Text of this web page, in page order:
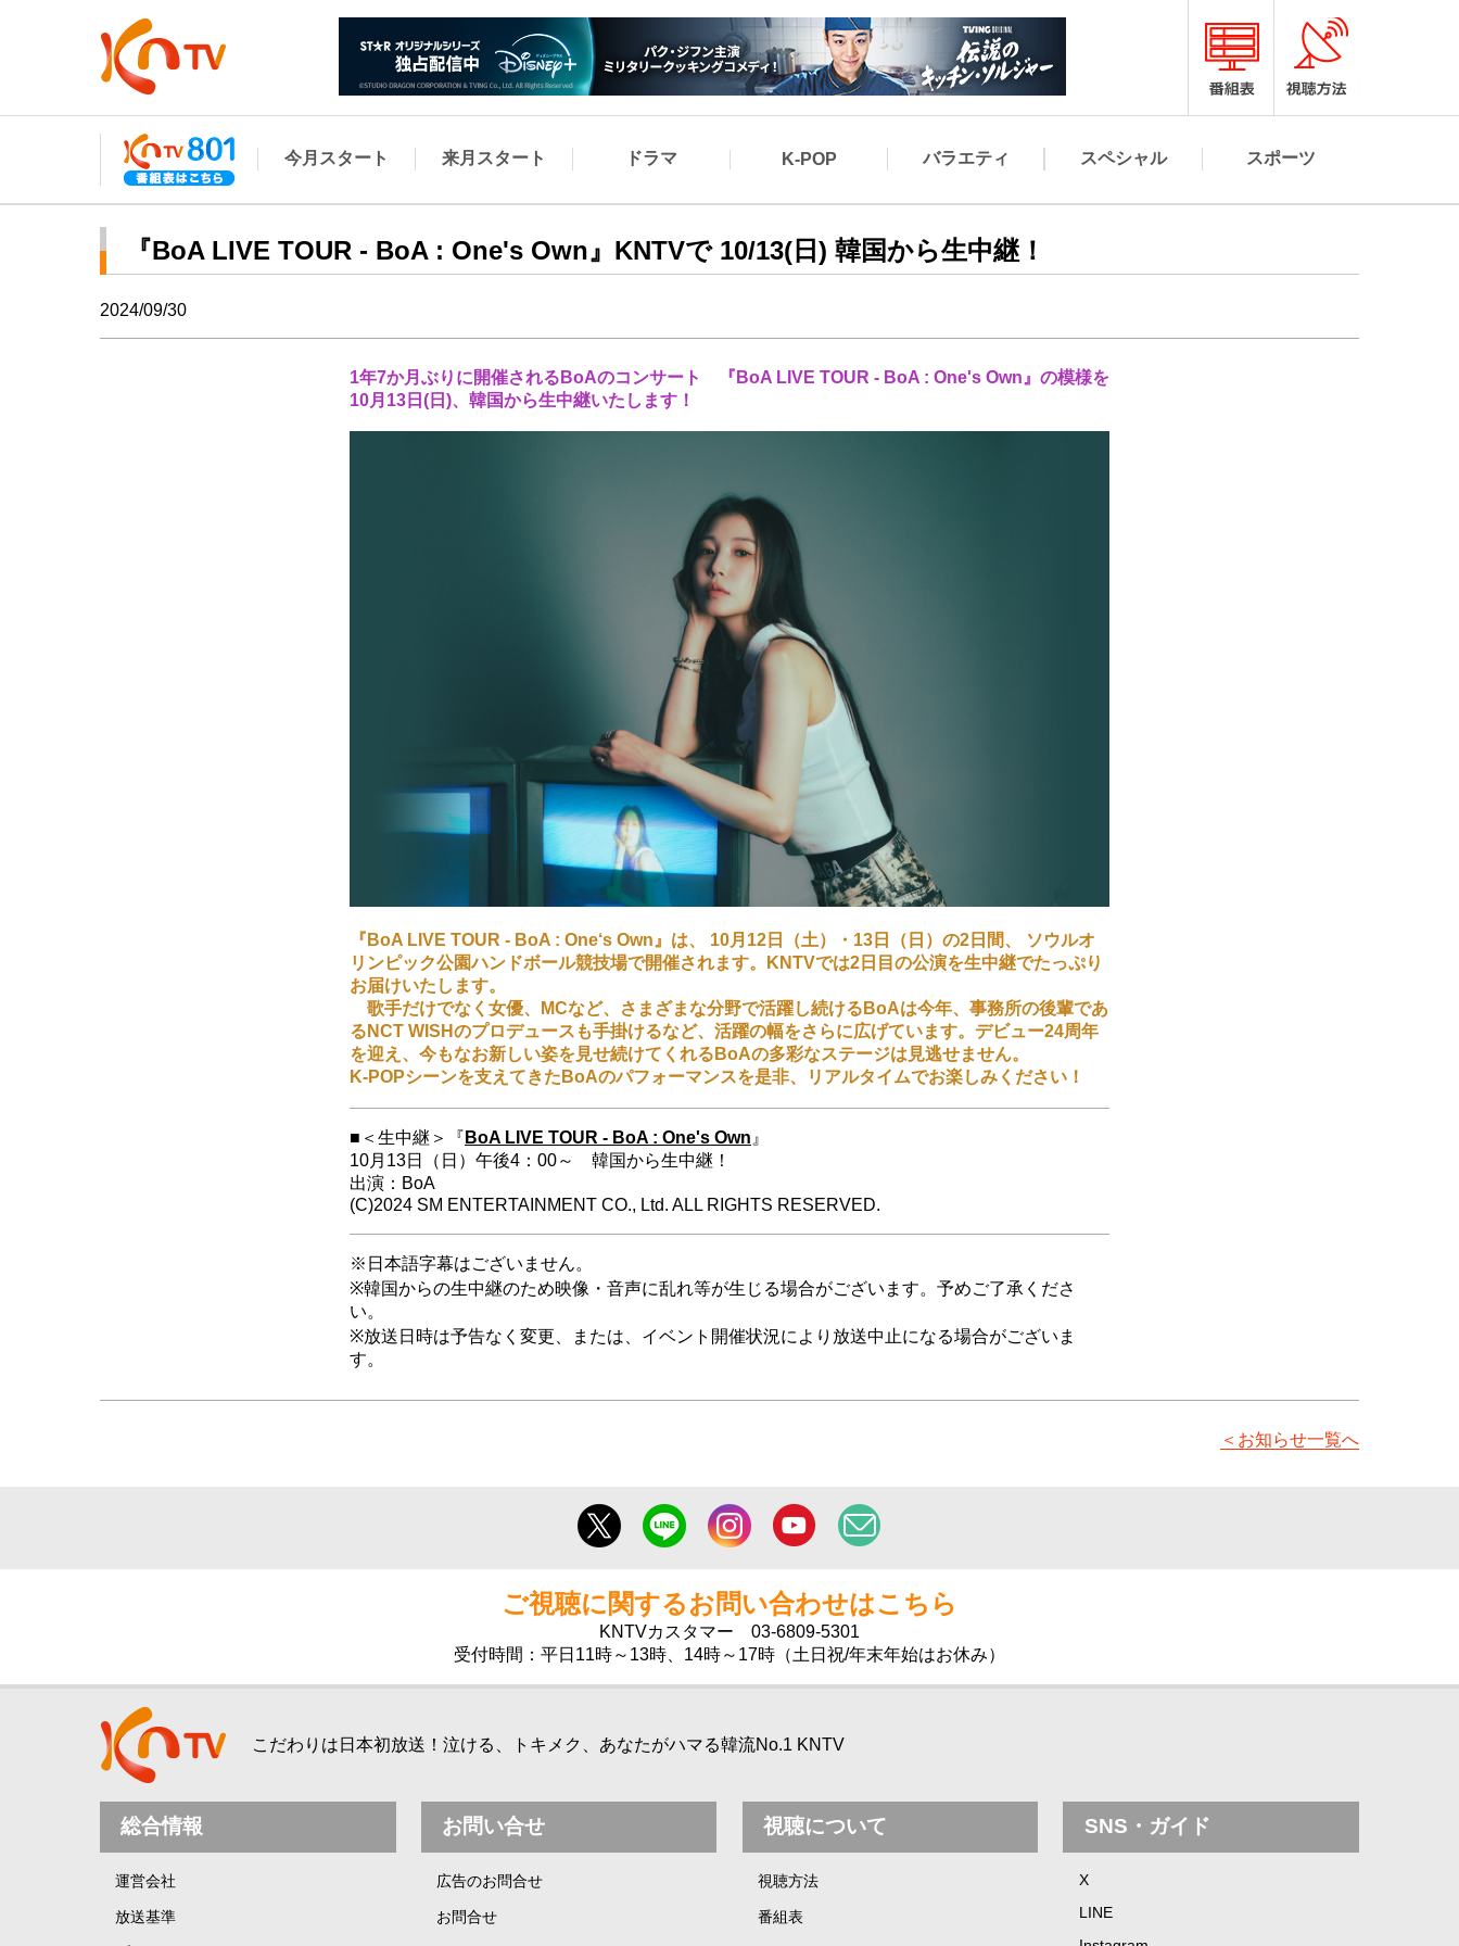
今月スタート 来月スタート ドラマ K-POP バラエティ スペシャル スポーツ
『BoA LIVE TOUR - BoA : One's Own』KNTVで 10/13(日) 韓国から生中継！
2024/09/30
1年7か月ぶりに開催されるBoAのコンサート 『BoA LIVE TOUR - BoA : One's Own』の模様を
10月13日(日)、韓国から生中継いたします！
『BoA LIVE TOUR - BoA : One‘s Own』は、 10月12日（土）・13日（日）の2日間、 ソウルオ
リンピック公園ハンドボール競技場で開催されます。KNTVでは2日目の公演を生中継でたっぷり
お届けいたします。
歌手だけでなく女優、MCなど、さまざまな分野で活躍し続けるBoAは今年、事務所の後輩であ
るNCT WISHのプロデュースも手掛けるなど、活躍の幅をさらに広げています。デビュー24周年
を迎え、今もなお新しい姿を見せ続けてくれるBoAの多彩なステージは見逃せません。
K-POPシーンを支えてきたBoAのパフォーマンスを是非、リアルタイムでお楽しみください！
■＜生中継＞『 BoA LIVE TOUR - BoA : One's Own 』
10月13日（日）午後4：00～ 韓国から生中継！
出演：BoA
(C)2024 SM ENTERTAINMENT CO., Ltd. ALL RIGHTS RESERVED.
※日本語字幕はございません。
※韓国からの生中継のため映像・音声に乱れ等が生じる場合がございます。予めご了承くださ
い。
※放送日時は予告なく変更、または、イベント開催状況により放送中止になる場合がございま
す。
＜お知らせ一覧へ
ご視聴に関するお問い合わせはこちら
KNTVカスタマー 03-6809-5301
受付時間：平日11時～13時、14時～17時（土日祝/年末年始はお休み）
こだわりは日本初放送！泣ける、トキメク、あなたがハマる韓流No.1 KNTV
総合情報
運営会社
放送基準
お問い合せ
広告のお問合せ
お問合せ
視聴について
視聴方法
番組表
SNS・ガイド
X
LINE